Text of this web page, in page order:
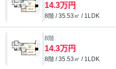
14.3万円
8階 / 35.53㎡ / 1LDK
8階
14.3万円
8階 / 35.53㎡ / 1LDK